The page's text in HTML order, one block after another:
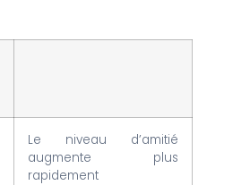
Le niveau d’amitié
augmente plus
rapidement